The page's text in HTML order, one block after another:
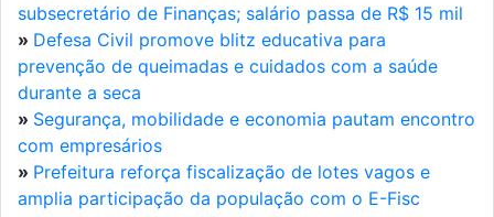
subsecretário de Finanças; salário passa de R$ 15 mil
» Defesa Civil promove blitz educativa para
prevenção de queimadas e cuidados com a saúde
durante a seca
» Segurança, mobilidade e economia pautam encontro
com empresários
» Prefeitura reforça fiscalização de lotes vagos e
amplia participação da população com o E-Fisc